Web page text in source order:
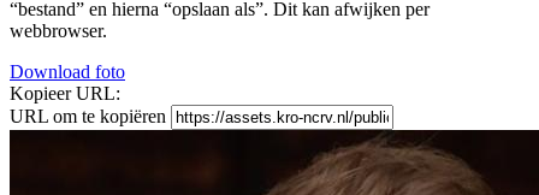
“bestand” en hierna “opslaan als”. Dit kan afwijken per
webbrowser.
Download foto
Kopieer URL:
URL om te kopiëren